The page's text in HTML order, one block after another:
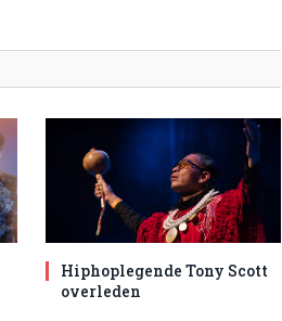
Hiphoplegende Tony Scott
overleden